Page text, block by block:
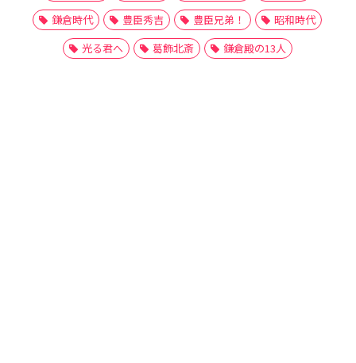
鎌倉時代
豊臣秀吉 豊臣兄弟！
昭和時代
光る君へ
葛飾北斎 鎌倉殿の13人